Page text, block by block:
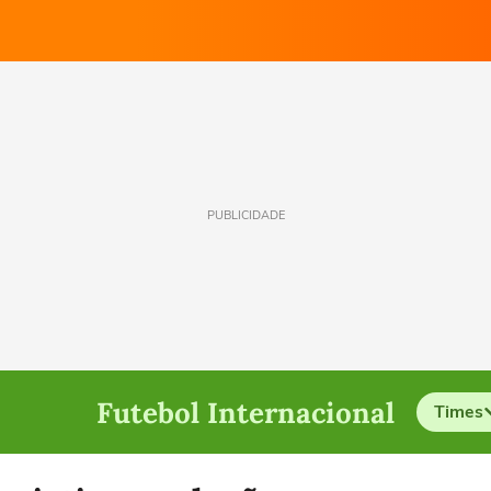
PUBLICIDADE
Futebol Internacional Times